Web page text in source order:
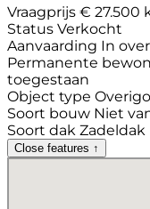
Vraagprijs € 27.500
Status Verkocht
Aanvaarding In
Permanente
toegestaan
Object type
Soort bouw Niet
Soort dak Zadeldak
Close features ↑